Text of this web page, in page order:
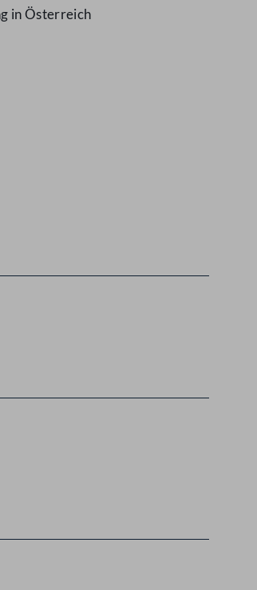
in Österreich